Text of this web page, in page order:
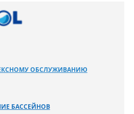
ОБСЛУЖИВАНИЮ
БАССЕЙНОВ